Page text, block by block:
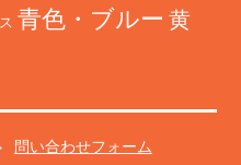
青色・ブルー 黄
問い合わせフォーム